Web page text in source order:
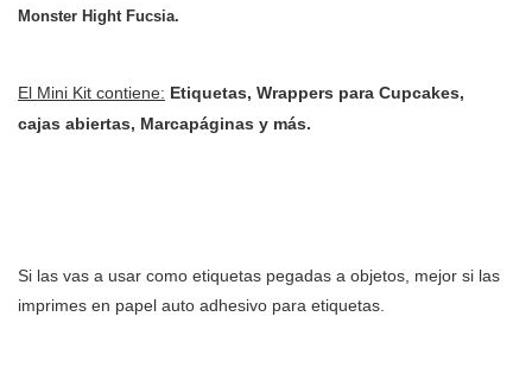
Monster Hight Fucsia.
El Mini Kit contiene: Etiquetas, Wrappers para Cupcakes,
cajas abiertas, Marcapáginas y más.
Si las vas a usar como etiquetas pegadas a objetos, mejor si las
imprimes en papel auto adhesivo para etiquetas.